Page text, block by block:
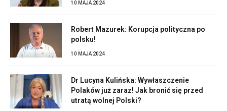
10 MAJA 2024
Robert Mazurek: Korupcja polityczna po
polsku!
10 MAJA 2024
Dr Lucyna Kulińska: Wywłaszczenie
Polaków już zaraz! Jak bronić się przed
utratą wolnej Polski?